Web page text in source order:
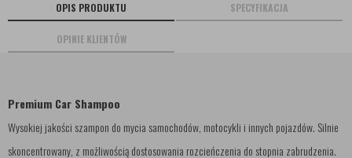
OPIS PRODUKTU SPECYFIKACJA
OPINIE KLIENTÓW
Premium Car Shampoo
Wysokiej jakości szampon do mycia samochodów, motocykli i innych pojazdów. Silnie
skoncentrowany, z możliwością dostosowania rozcieńczenia do stopnia zabrudzenia.